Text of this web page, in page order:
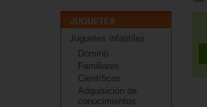
Juguetes infantiles
Dominó
Familiares
Científicos
Adquisición de
conocimientos